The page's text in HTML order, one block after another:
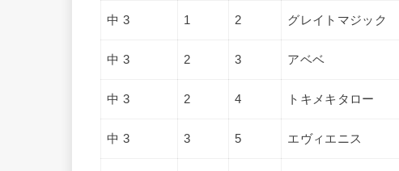
中 3 1 2 グレイトマジック
中 3 2 3 アベベ
中 3 2 4 トキメキタロー
中 3 3 5 エヴィエニス